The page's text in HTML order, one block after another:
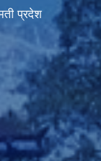
प्रदेश